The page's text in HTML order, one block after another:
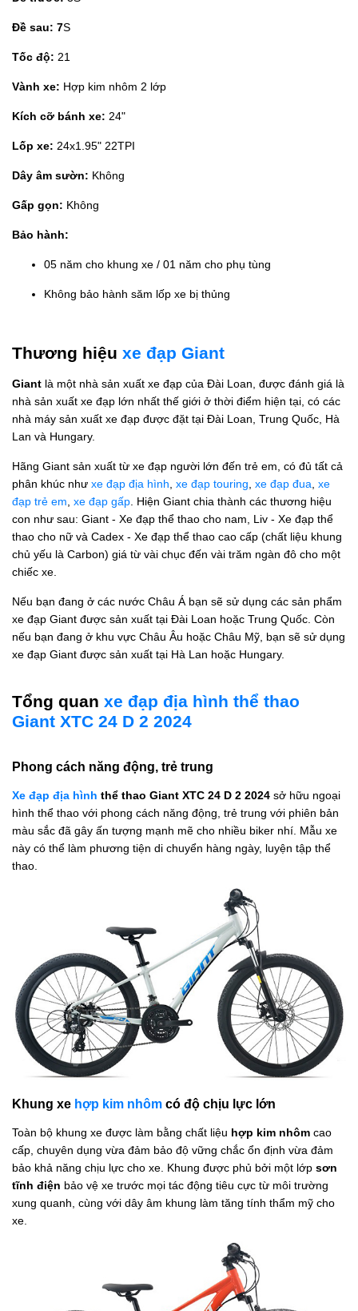
Đề sau: 7S
Tốc độ: 21
Vành xe: Hợp kim nhôm 2 lớp
Kích cỡ bánh xe: 24"
Lốp xe: 24x1.95" 22TPI
Dây âm sườn: Không
Gấp gọn: Không
Bảo hành:
05 năm cho khung xe / 01 năm cho phụ tùng
Không bảo hành săm lốp xe bị thủng
Thương hiệu xe đạp Giant
Giant là một nhà sản xuất xe đạp của Đài Loan, được đánh giá là
nhà sản xuất xe đạp lớn nhất thế giới ở thời điểm hiện tại, có các
nhà máy sản xuất xe đạp được đặt tại Đài Loan, Trung Quốc, Hà
Lan và Hungary.
Hãng Giant sản xuất từ xe đạp người lớn đến trẻ em, có đủ tất cả
phân khúc như xe đạp địa hình xe đạp touring xe đạp đua xe
đạp trẻ em xe đạp gấp . Hiện Giant chia thành các thương hiệu
con như sau: Giant - Xe đạp thể thao cho nam, Liv - Xe đạp thể
thao cho nữ và Cadex - Xe đạp thể thao cao cấp (chất liệu khung
chủ yếu là Carbon) giá từ vài chục đến vài trăm ngàn đô cho một
chiếc xe.
Nếu bạn đang ở các nước Châu Á bạn sẽ sử dụng các sản phẩm
xe đạp Giant được sản xuất tại Đài Loan hoặc Trung Quốc. Còn
nếu bạn đang ở khu vực Châu Âu hoặc Châu Mỹ, bạn sẽ sử dụng
xe đạp Giant được sản xuất tại Hà Lan hoặc Hungary.
Tổng quan xe đạp địa hình thể thao
Giant XTC 24 D 2 2024
Phong cách năng động, trẻ trung
Xe đạp địa hình thể thao Giant XTC 24 D 2 2024 sở hữu ngoại
hình thể thao với phong cách năng động, trẻ trung với phiên bản
màu sắc đã gây ấn tượng mạnh mẽ cho nhiều biker nhí. Mẫu xe
này có thể làm phương tiện di chuyển hàng ngày, luyện tập thể
thao.
Khung xe hợp kim nhôm có độ chịu lực lớn
Toàn bộ khung xe được làm bằng chất liệu hợp kim nhôm cao
cấp, chuyên dụng vừa đảm bảo độ vững chắc ổn định vừa đảm
bảo khả năng chịu lực cho xe. Khung được phủ bởi một lớp sơn
tĩnh điện bảo vệ xe trước mọi tác động tiêu cực từ môi trường
xung quanh, cùng với dây âm khung làm tăng tính thẩm mỹ cho
xe.